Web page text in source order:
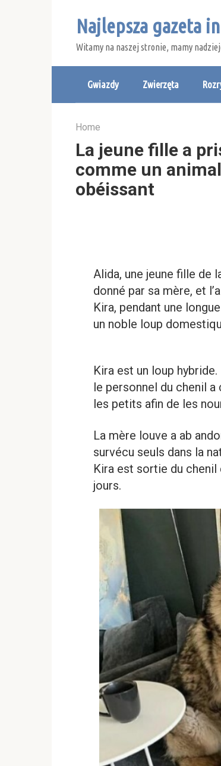
Najlepsza gazeta
Witamy na naszej stronie, mamy
Gwiazdy Zwierzęta
Home
La jeune fille a
comme un
obéissant
Alida, une jeune fille de
donné par sa mère, et
Kira, pendant une
un noble loup
Kira est un loup
le personnel du chenil
les petits afin de les
La mère louve a ab
survécu seuls dans la
Kira est sortie du chenil
jours.